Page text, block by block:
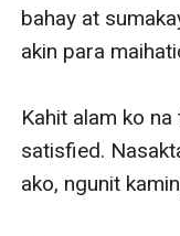
bahay at
akin para
Kahit alam ko na
satisfied.
ako, ngunit